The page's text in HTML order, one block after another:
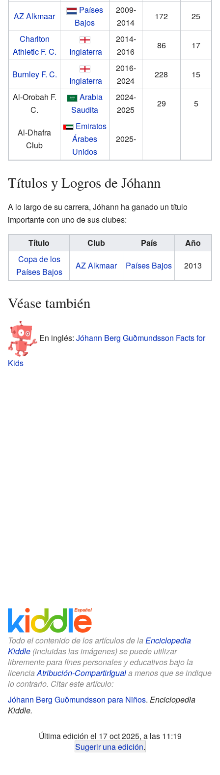
AZ Alkmaar
Países
Bajos
2009-
2014
172
25
Charlton
Athletic F. C.
Inglaterra
2014-
2016
86 17
Burnley F. C.
Inglaterra
2016-
2024
228
15
Al-Orobah F.
C.
Arabia
Saudita
2024-
2025
29 5
Al-Dhafra
Club
Emiratos
Árabes
Unidos
2025-
Títulos y Logros de Jóhann
A lo largo de su carrera, Jóhann ha ganado un título
importante con uno de sus clubes:
Título Club País
Año
Copa de los
Países Bajos
AZ Alkmaar Países Bajos 2013
Véase también
En inglés: Jóhann Berg Guðmundsson Facts for
Kids
Todo el contenido de los artículos de la Enciclopedia
Kiddle (incluidas las imágenes) se puede utilizar
libremente para fines personales y educativos bajo la
licenciaAtribución-CompartirIguala menos que se indique
lo contrario. Citar este artículo:
Jóhann Berg Guðmundsson para Niños. Enciclopedia
Kiddle.
Última edición el 17 oct 2025, a las 11:19
Sugerir una edición.